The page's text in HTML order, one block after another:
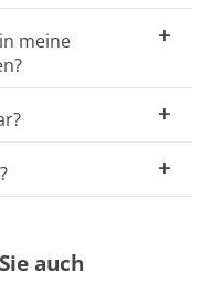
meine
auch